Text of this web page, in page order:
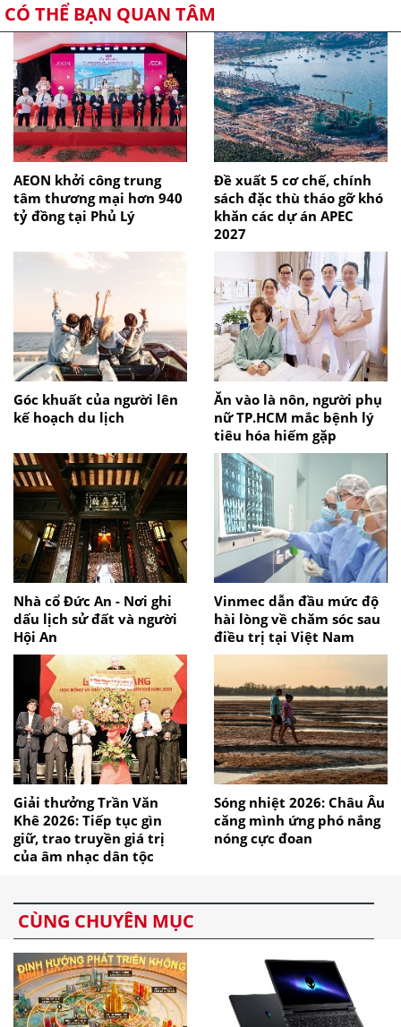
CÓ THỂ BẠN QUAN TÂM
AEON khởi công trung
tâm thương mại hơn 940
tỷ đồng tại Phủ Lý
Đề xuất 5 cơ chế, chính
sách đặc thù tháo gỡ khó
khăn các dự án APEC
2027
Góc khuất của người lên
kế hoạch du lịch
Ăn vào là nôn, người phụ
nữ TP.HCM mắc bệnh lý
tiêu hóa hiếm gặp
Nhà cổ Đức An - Nơi ghi
dấu lịch sử đất và người
Hội An
Vinmec dẫn đầu mức độ
hài lòng về chăm sóc sau
điều trị tại Việt Nam
Giải thưởng Trần Văn
Khê 2026: Tiếp tục gìn
giữ, trao truyền giá trị
của âm nhạc dân tộc
Sóng nhiệt 2026: Châu Âu
căng mình ứng phó nắng
nóng cực đoan
CÙNG CHUYÊN MỤC